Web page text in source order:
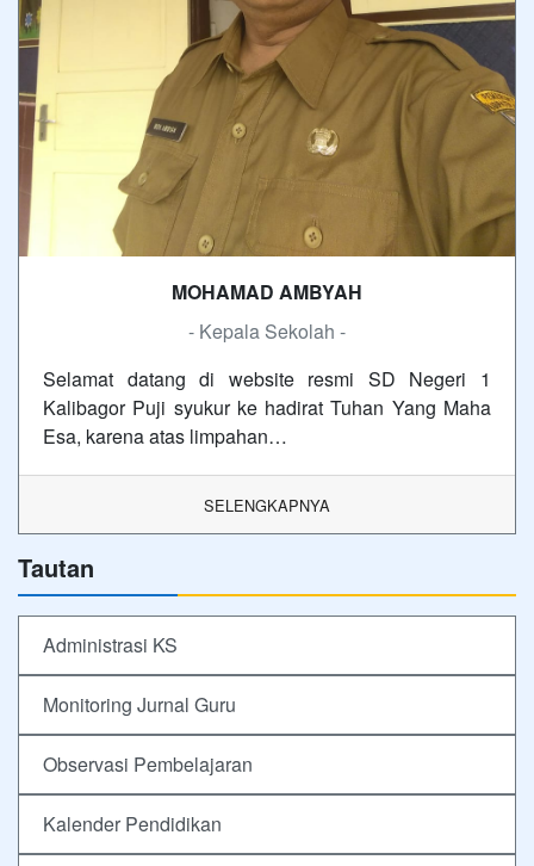
MOHAMAD AMBYAH
- Kepala Sekolah -
Selamat datang di website resmi SD Negeri 1
Kalibagor Puji syukur ke hadirat Tuhan Yang Maha
Esa, karena atas limpahan…
SELENGKAPNYA
Tautan
Administrasi KS
Monitoring Jurnal Guru
Observasi Pembelajaran
Kalender Pendidikan